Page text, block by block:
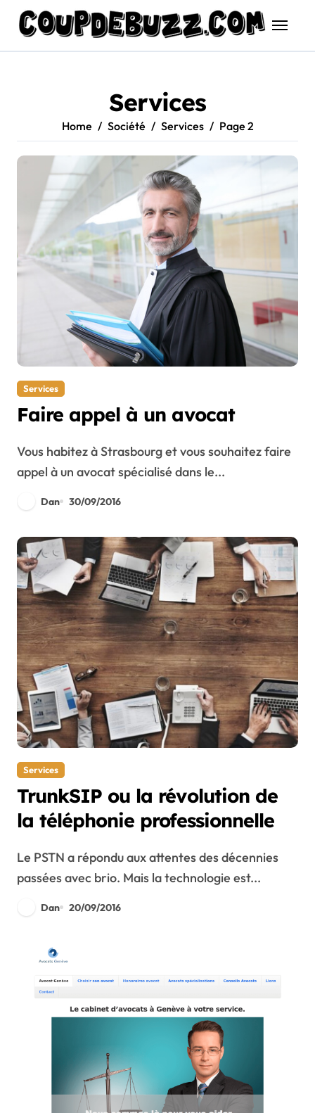
content
Services
Home Société Services Page 2
Services
Faire appel à un avocat
Vous habitez à Strasbourg et vous souhaitez faire
appel à un avocat spécialisé dans le...
Dan 30/09/2016
Services
TrunkSIP ou la révolution de
la téléphonie professionnelle
Le PSTN a répondu aux attentes des décennies
passées avec brio. Mais la technologie est...
Dan 20/09/2016